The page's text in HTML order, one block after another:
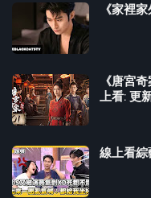
《家裡
《唐宮
上看: 更
線上看綜